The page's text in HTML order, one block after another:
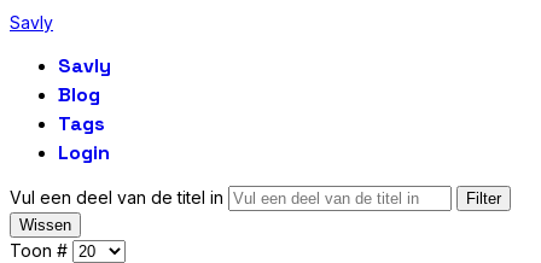
Savly
Savly
Blog
Tags
Login
Vul een deel van de titel in
Filter
Wissen
Toon #